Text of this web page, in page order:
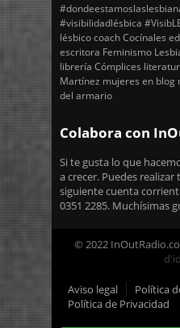
#visibilidadlésbica
lésbicocoachCocínales
escritora Feminismo
librería Cómplices
Martínez mujeres en blog
del armario
Colabora con
Si te gusta lo que
a crecer. Puedes
siguiente cuenta
0351 2285. Muchísimas
© 2022
Aviso legal
Política
Política de Privacidad